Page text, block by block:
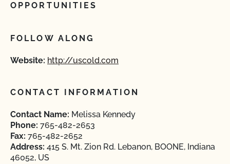
OPPORTUNITIES
FOLLOW ALONG
Website: http://uscold.com
CONTACT INFORMATION
Contact Name: Melissa Kennedy
Phone: 765-482-2653
Fax: 765-482-2652
Address: 415 S. Mt. Zion Rd. Lebanon, BOONE, Indiana
46052, US